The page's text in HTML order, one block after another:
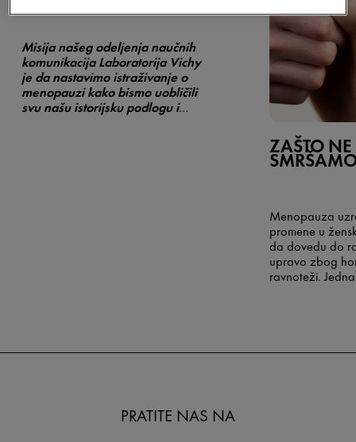
Misija našeg odeljenja naučnih
komunikacija Laboratorija Vichy
je da nastavimo istraživanje o
menopauzi kako bismo uobličili
svu našu istorijsku podlogu i
ZAŠTO
Menopauza
promene u
da dovedu do
upravo zbog
ravnoteži.
PRATITE NAS NA